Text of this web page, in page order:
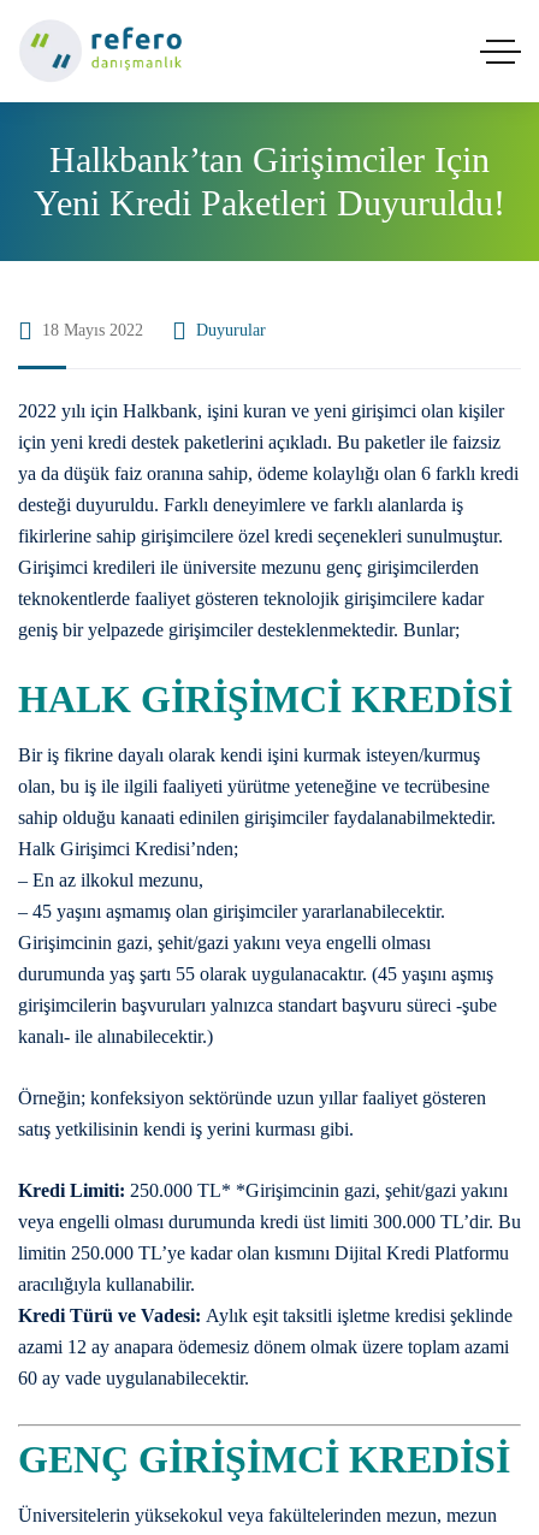
Halkbank’tan Girişimciler Için
Yeni Kredi Paketleri Duyuruldu!
18 Mayıs 2022 Duyurular
2022 yılı için Halkbank, işini kuran ve yeni girişimci olan kişiler
için yeni kredi destek paketlerini açıkladı. Bu paketler ile faizsiz
ya da düşük faiz oranına sahip, ödeme kolaylığı olan 6 farklı kredi
desteği duyuruldu. Farklı deneyimlere ve farklı alanlarda iş
fikirlerine sahip girişimcilere özel kredi seçenekleri sunulmuştur.
Girişimci kredileri ile üniversite mezunu genç girişimcilerden
teknokentlerde faaliyet gösteren teknolojik girişimcilere kadar
geniş bir yelpazede girişimciler desteklenmektedir. Bunlar;
HALK GİRİŞİMCİ KREDİSİ
Bir iş fikrine dayalı olarak kendi işini kurmak isteyen/kurmuş
olan, bu iş ile ilgili faaliyeti yürütme yeteneğine ve tecrübesine
sahip olduğu kanaati edinilen girişimciler faydalanabilmektedir.
Halk Girişimci Kredisi’nden;
– En az ilkokul mezunu,
– 45 yaşını aşmamış olan girişimciler yararlanabilecektir.
Girişimcinin gazi, şehit/gazi yakını veya engelli olması
durumunda yaş şartı 55 olarak uygulanacaktır. (45 yaşını aşmış
girişimcilerin başvuruları yalnızca standart başvuru süreci -şube
kanalı- ile alınabilecektir.)
Örneğin; konfeksiyon sektöründe uzun yıllar faaliyet gösteren
satış yetkilisinin kendi iş yerini kurması gibi.
Kredi Limiti: 250.000 TL* *Girişimcinin gazi, şehit/gazi yakını
veya engelli olması durumunda kredi üst limiti 300.000 TL’dir. Bu
limitin 250.000 TL’ye kadar olan kısmını Dijital Kredi Platformu
aracılığıyla kullanabilir.
Kredi Türü ve Vadesi: Aylık eşit taksitli işletme kredisi şeklinde
azami 12 ay anapara ödemesiz dönem olmak üzere toplam azami
60 ay vade uygulanabilecektir.
GENÇ GİRİŞİMCİ KREDİSİ
Üniversitelerin yüksekokul veya fakültelerinden mezun, mezun